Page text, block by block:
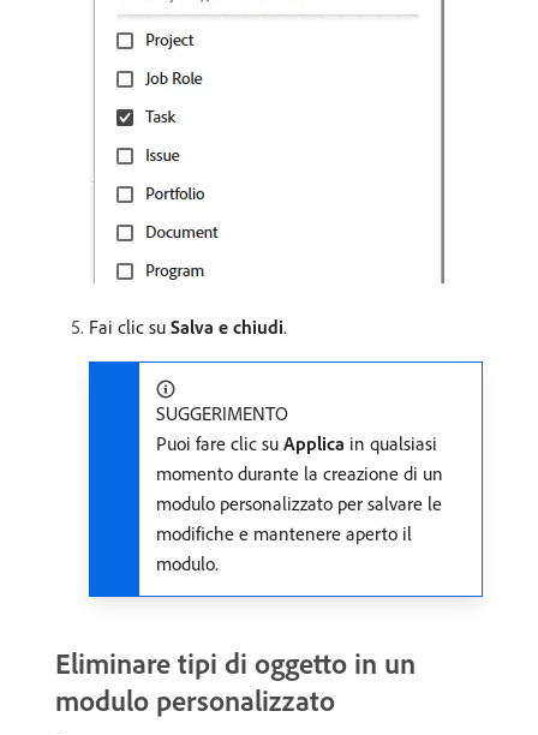
Fai clic su Salva e chiudi.
SUGGERIMENTO
Puoi fare clic su Applica in qualsiasi
momento durante la creazione di un
modulo personalizzato per salvare le
modifiche e mantenere aperto il
modulo.
Eliminare tipi di oggetto in un
modulo personalizzato